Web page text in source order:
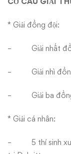
* Giải đồng đội:
– Giải nhất
– Giải nhì
– Giải ba
* Giải cá nhân:
– 5 thí sinh xuất